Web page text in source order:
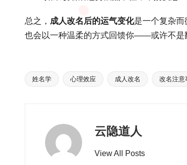
总之， 成人改名后的运气变化是一个复杂而
也会以一种温柔的方式回馈你——或许不是
Tags:
姓名学 心理效应 成人改名 改名注意
云隐道人
View All Posts